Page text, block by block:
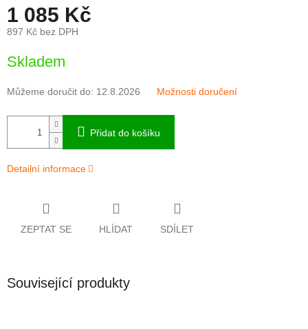
1 085 Kč
897 Kč bez DPH
cena:
Skladem
Můžeme doručit do: 12.8.2026 Možnosti doručení
Přidat do košíku
Detailní informace
ZEPTAT SE HLÍDAT SDÍLET
Související produkty